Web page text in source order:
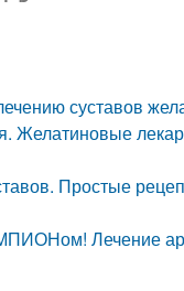
суставов
Желатиновые
Простые
Лечение